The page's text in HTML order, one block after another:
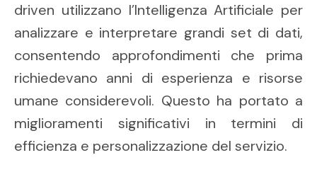
driven utilizzano l’Intelligenza Artificiale per
analizzare e interpretare grandi set di dati,
consentendo approfondimenti che prima
richiedevano anni di esperienza e risorse
umane considerevoli. Questo ha portato a
miglioramenti significativi in termini di
efficienza e personalizzazione del servizio.